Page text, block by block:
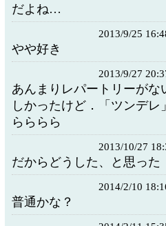
だよね…
2013/9/25
やや好き
2013/9/27
あんまりレパートリーが
しかったけど．「ツンデ
らららら
2013/10/27
だからどうした、と思った
2014/2/10
普通かな？